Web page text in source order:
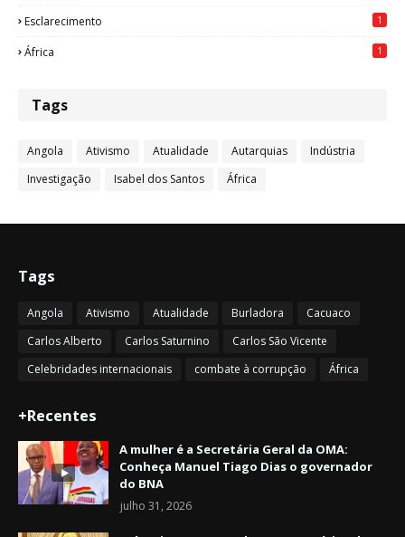
Esclarecimento 1
África 1
Tags
Angola Ativismo Atualidade Autarquias
Indústria
Investigação
Isabel dos Santos África
Tags
Angola Ativismo Atualidade Burladora
Cacuaco
Carlos Alberto
Carlos Saturnino
Carlos São Vicente
Celebridades internacionais
combate à corrupção África
+Recentes
A mulher é a Secretária Geral da OMA:
Conheça Manuel Tiago Dias o governador
do BNA
julho 31, 2026